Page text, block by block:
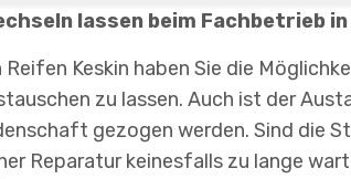
lassen beim Fachbetrieb
Reifen Keskin haben Sie die
zu lassen. Auch ist der
gezogen werden. Sind die
Reparatur keinesfalls zu lange